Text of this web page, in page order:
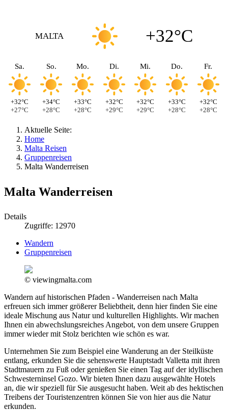
MALTA +32°C
Sa.
+32°C
+27°C
So.
+34°C
+28°C
Mo.
+33°C
+28°C
Di.
+32°C
+29°C
Mi.
+32°C
+29°C
Do.
+33°C
+28°C
Fr.
+32°C
+28°C
Aktuelle Seite:
Home
Malta Reisen
Gruppenreisen
Malta Wanderreisen
Malta Wanderreisen
Details
Zugriffe: 12970
Wandern
Gruppenreisen
© viewingmalta.com
Wandern auf historischen Pfaden - Wanderreisen nach Malta
erfreuen sich immer größerer Beliebtheit, denn hier finden Sie eine
ideale Mischung aus Natur und kulturellen Highlights. Wir machen
Ihnen ein abwechslungsreiches Angebot, von dem unsere Gruppen
immer wieder mit Stolz berichten wie schön es war.
Unternehmen Sie zum Beispiel eine Wanderung an der Steilküste
entlang, erkunden Sie die sehenswerte Hauptstadt Valletta mit ihren
Stadtmauern zu Fuß oder genießen Sie einen Tag auf der idyllischen
Schwesterninsel Gozo. Wir bieten Ihnen dazu ausgewählte Hotels
an, die wir speziell für Sie ausgesucht haben. Weit ab des hektischen
Treibens der Touristenzentren können Sie von hier aus die Natur
erkunden.